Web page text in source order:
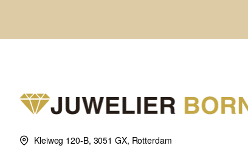
Kleiweg 120-B, 3051 GX, Rotterdam